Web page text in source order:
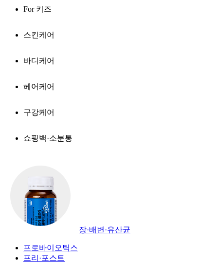
For 키즈
스킨케어
바디케어
헤어케어
구강케어
쇼핑백·소분통
장·배변·유산균
프로바이오틱스
프리·포스트